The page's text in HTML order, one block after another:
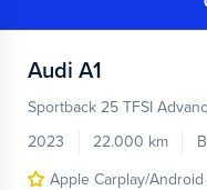
Audi A1
Sportback 25 TFSI
2023
22.000 km
Apple Carplay/